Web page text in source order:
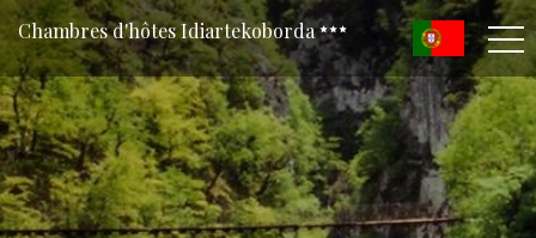
Chambres d'hôtes Idiartekoborda